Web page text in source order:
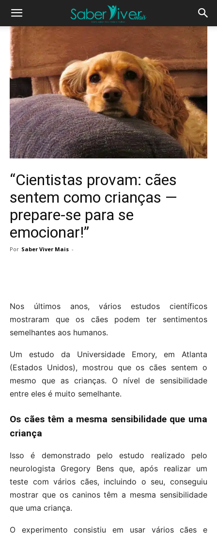
“Cientistas provam: cães
sentem como crianças —
prepare-se para se
emocionar!”
Por Saber Viver Mais -
Nos últimos anos, vários estudos científicos
mostraram que os cães podem ter sentimentos
semelhantes aos humanos.
Um estudo da Universidade Emory, em Atlanta
(Estados Unidos), mostrou que os cães sentem o
mesmo que as crianças. O nível de sensibilidade
entre eles é muito semelhante.
Os cães têm a mesma sensibilidade que uma
criança
Isso é demonstrado pelo estudo realizado pelo
neurologista Gregory Bens que, após realizar um
teste com vários cães, incluindo o seu, conseguiu
mostrar que os caninos têm a mesma sensibilidade
que uma criança.
O experimento consistiu em usar vários cães e